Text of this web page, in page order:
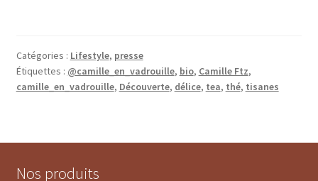
Catégories : Lifestyle, presse
Étiquettes : @camille_en_vadrouille, bio, Camille Ftz,
camille_en_vadrouille, Découverte, délice, tea, thé, tisanes
Nos produits